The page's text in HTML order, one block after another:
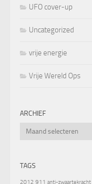
UFO cover-up
Uncategorized
vrije energie
Vrije Wereld Ops
ARCHIEF
Archief
TAGS
2012 911 anti-zwaartekracht